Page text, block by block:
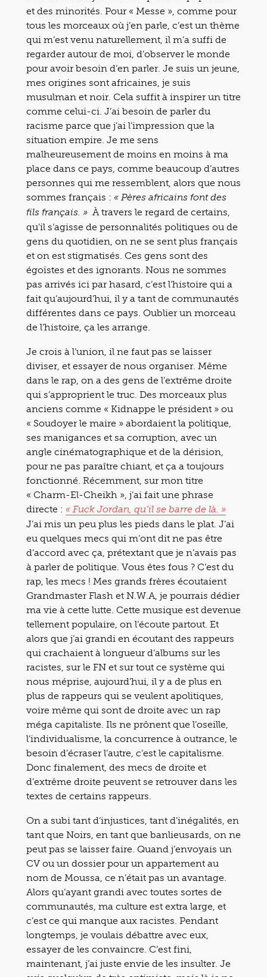
et des minorités. Pour « Messe », comme pour
tous les morceaux où j’en parle, c’est un thème
qui m’est venu naturellement, il m’a suffi de
regarder autour de moi, d’observer le monde
pour avoir besoin d’en parler. Je suis un jeune,
mes origines sont africaines, je suis
musulman et noir. Cela suffit à inspirer un titre
comme celui-ci. J’ai besoin de parler du
racisme parce que j’ai l’impression que la
situation empire. Je me sens
malheureusement de moins en moins à ma
place dans ce pays, comme beaucoup d’autres
personnes qui me ressemblent, alors que nous
sommes français : « Pères africains font des
fils français. » À travers le regard de certains,
qu’il s’agisse de personnalités politiques ou de
gens du quotidien, on ne se sent plus français
et on est stigmatisés. Ces gens sont des
égoïstes et des ignorants. Nous ne sommes
pas arrivés ici par hasard, c’est l’histoire qui a
fait qu’aujourd’hui, il y a tant de communautés
différentes dans ce pays. Oublier un morceau
de l’histoire, ça les arrange.
Je crois à l’union, il ne faut pas se laisser
diviser, et essayer de nous organiser. Même
dans le rap, on a des gens de l’extrême droite
qui s’approprient le truc. Des morceaux plus
anciens comme « Kidnappe le président » ou
« Soudoyer le maire » abordaient la politique,
ses manigances et sa corruption, avec un
angle cinématographique et de la dérision,
pour ne pas paraître chiant, et ça a toujours
fonctionné. Récemment, sur mon titre
« Charm-El-Cheikh », j’ai fait une phrase
directe : « Fuck Jordan, qu’il se barre de là. »
J’ai mis un peu plus les pieds dans le plat. J’ai
eu quelques mecs qui m’ont dit ne pas être
d’accord avec ça, prétextant que je n’avais pas
à parler de politique. Vous êtes fous ? C’est du
rap, les mecs ! Mes grands frères écoutaient
Grandmaster Flash et N.W.A, je pourrais dédier
ma vie à cette lutte. Cette musique est devenue
tellement populaire, on l’écoute partout. Et
alors que j’ai grandi en écoutant des rappeurs
qui crachaient à longueur d’albums sur les
racistes, sur le FN et sur tout ce système qui
nous méprise, aujourd’hui, il y a de plus en
plus de rappeurs qui se veulent apolitiques,
voire même qui sont de droite avec un rap
méga capitaliste. Ils ne prônent que l’oseille,
l’individualisme, la concurrence à outrance, le
besoin d’écraser l’autre, c’est le capitalisme.
Donc finalement, des mecs de droite et
d’extrême droite peuvent se retrouver dans les
textes de certains rappeurs.
On a subi tant d’injustices, tant d’inégalités, en
tant que Noirs, en tant que banlieusards, on ne
peut pas se laisser faire. Quand j’envoyais un
CV ou un dossier pour un appartement au
nom de Moussa, ce n’était pas un avantage.
Alors qu’ayant grandi avec toutes sortes de
communautés, ma culture est extra large, et
c’est ce qui manque aux racistes. Pendant
longtemps, je voulais débattre avec eux,
essayer de les convaincre. C’est fini,
maintenant, j’ai juste envie de les insulter. Je